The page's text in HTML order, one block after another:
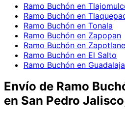
Ramo Buchón en
Ramo Buchón en
Ramo Buchón en Tonala
Ramo Buchón en Zapopan
Ramo Buchón en
Ramo Buchón en El Salto
Ramo Buchón en
Envío de Ramo
en San Pedro